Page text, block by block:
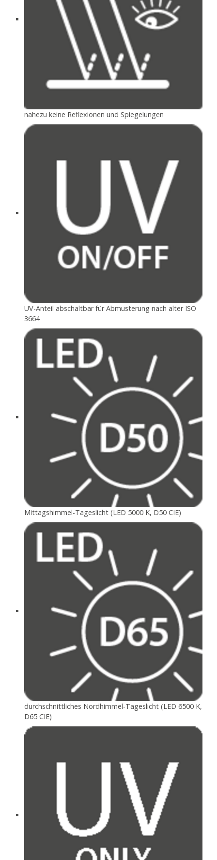
nahezu keine Reflexionen und Spiegelungen
UV-Anteil abschaltbar für Abmusterung nach alter ISO
3664
Mittagshimmel-Tageslicht (LED 5000 K, D50 CIE)
durchschnittliches Nordhimmel-Tageslicht (LED 6500 K,
D65 CIE)